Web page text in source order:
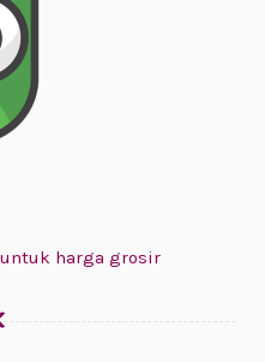
harga grosir